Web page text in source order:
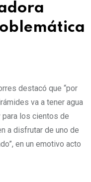
destacó que “por
va a tener agua
los cientos de
a disfrutar de uno de
en un emotivo acto